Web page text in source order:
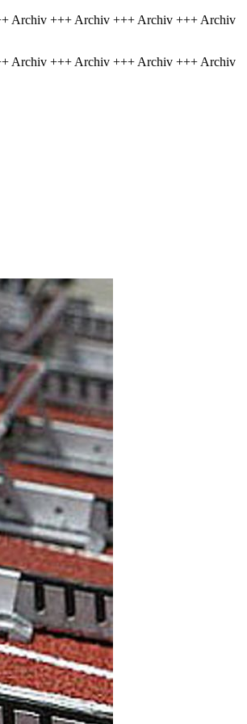
Archiv +++ Archiv +++ Archiv +++ Archiv
Archiv +++ Archiv +++ Archiv +++ Archiv